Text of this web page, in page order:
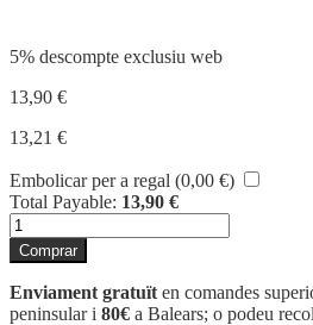
5% descompte exclusiu web
13,90 €
13,21 €
Embolicar per a regal (0,00 €)
Total Payable: 13,90 €
quantitat
de
TINTIN
EN
AMERICA
Comprar
Enviament gratuït en comandes
peninsular i 80€ a Balears; o podeu